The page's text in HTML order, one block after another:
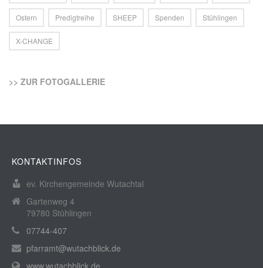
Ostern Predigtreihe SHEEP Spenden Stühlingen
X-CHANGE
>> ZUR FOTOGALLERIE
KONTAKTINFOS
ev. Kirchengemeinde Wutachtal
Gartenweg 4
79780 Stühlingen
07744-407
pfarramt@wutachblick.de